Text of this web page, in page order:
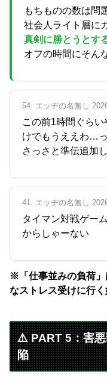
もちものの数は問
社会人ライト層に
真剣に勝とうとす
オフの時間にそん
54. エッヂの名無し
この前1時間ぐら
けでもうええわ…
さっさと準伝追加
41. エッヂの名無し
タイマン対戦ゲー
からしゃーない
※「仕事並みの負荷」
なストレス受けに行
⚠️ PART 5：害悪
陥